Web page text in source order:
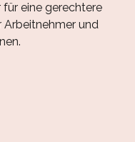
für eine gerechtere
und